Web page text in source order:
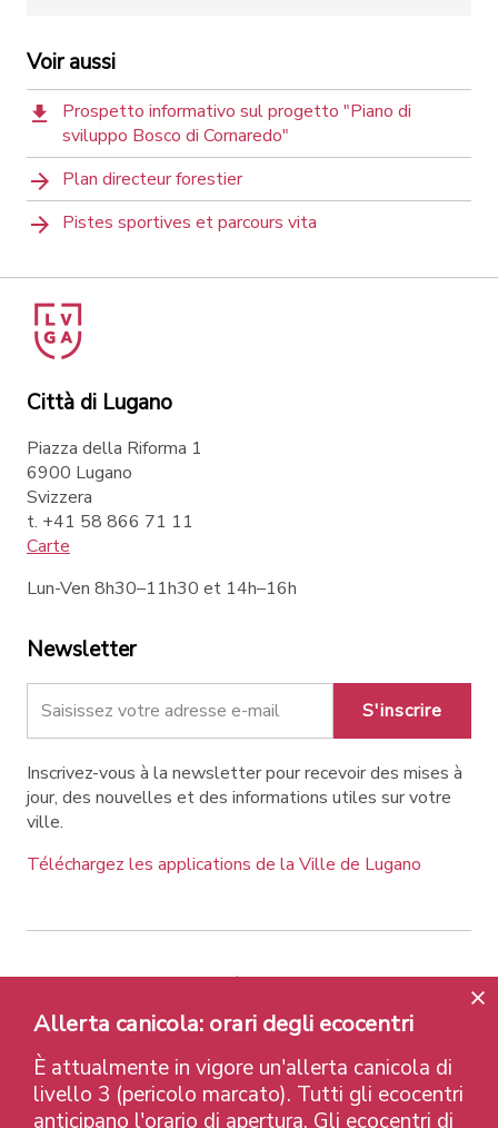
Voir aussi
Prospetto informativo sul progetto "Piano di
sviluppo Bosco di Cornaredo"
Plan directeur forestier
Pistes sportives et parcours vita
Città di Lugano
Piazza della Riforma 1
6900 Lugano
Svizzera
t. +41 58 866 71 11
Carte
Lun-Ven 8h30–11h30 et 14h–16h
Newsletter
S'inscrire
Inscrivez-vous à la newsletter pour recevoir des mises à
jour, des nouvelles et des informations utiles sur votre
ville.
Téléchargez les applications de la Ville de Lugano
Contatti Liens
Avis légal
Politique de confidentialité
Labels et Distinctions
Credits
© 2026 Città di Lugano
Allerta canicola: orari degli ecocentri
È attualmente in vigore un'allerta canicola di
livello 3 (pericolo marcato). Tutti gli ecocentri
anticipano l'orario di apertura. Gli ecocentri di